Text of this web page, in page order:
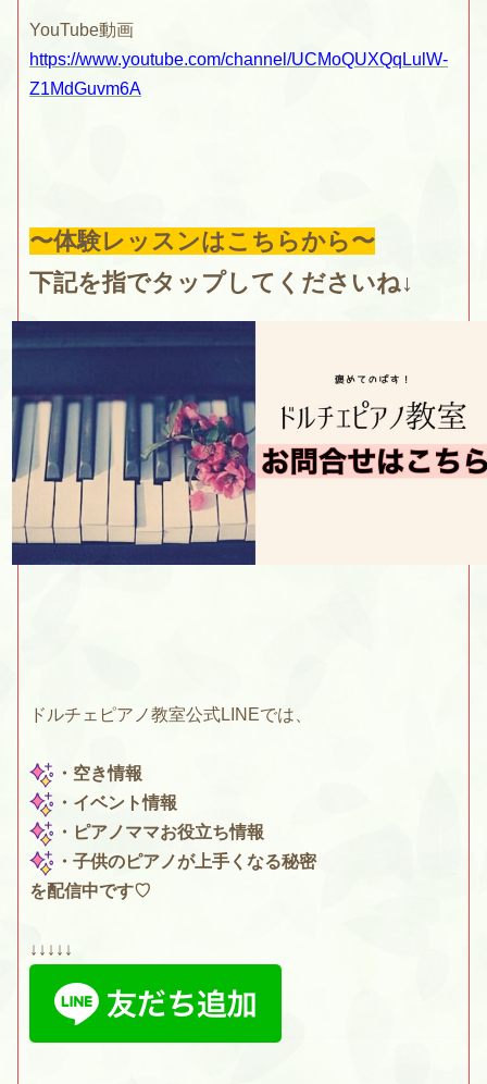
YouTube動画
https://www.youtube.com/channel/UCMoQUXQqLulW-
Z1MdGuvm6A
〜体験レッスンはこちらから〜
下記を指でタップしてくださいね↓
ドルチェピアノ教室公式LINEでは、
・空き情報
・イベント情報
・ピアノママお役立ち情報
・子供のピアノが上手くなる秘密
を配信中です♡
↓↓↓↓↓